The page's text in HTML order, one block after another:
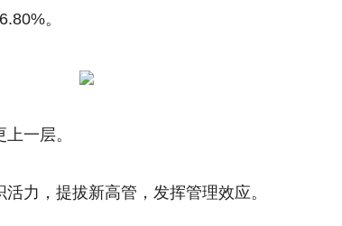
。
一层。
力，提拔新高管，发挥管理效应。